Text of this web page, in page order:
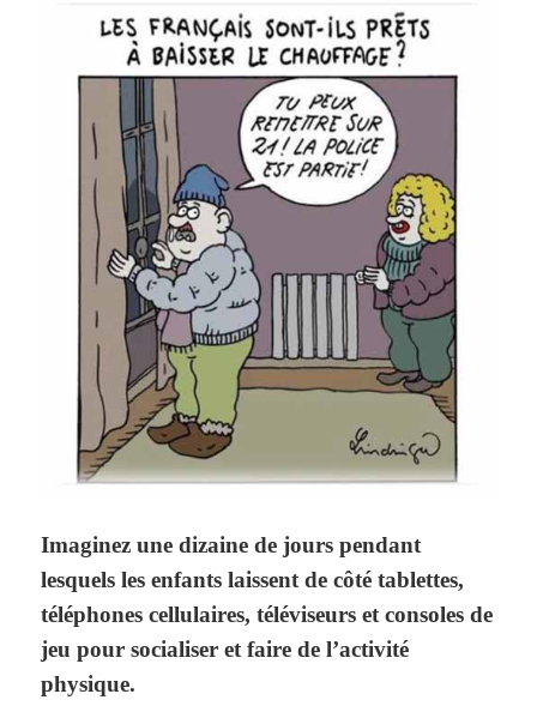
Imaginez une dizaine de jours pendant
lesquels les enfants laissent de côté tablettes,
téléphones cellulaires, téléviseurs et consoles de
jeu pour socialiser et faire de l’activité
physique.